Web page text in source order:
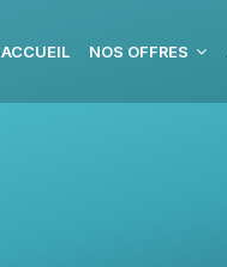
ACCUEIL NOS OFFRES